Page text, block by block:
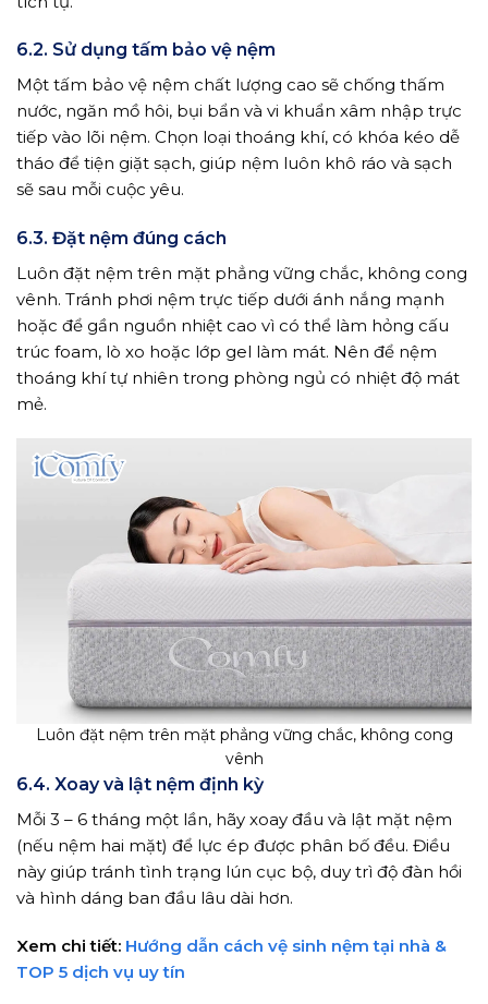
6.2. Sử dụng tấm bảo vệ nệm
Một tấm bảo vệ nệm chất lượng cao sẽ chống thấm
nước, ngăn mồ hôi, bụi bẩn và vi khuẩn xâm nhập trực
tiếp vào lõi nệm. Chọn loại thoáng khí, có khóa kéo dễ
tháo để tiện giặt sạch, giúp nệm luôn khô ráo và sạch
sẽ sau mỗi cuộc yêu.
6.3. Đặt nệm đúng cách
Luôn đặt nệm trên mặt phẳng vững chắc, không cong
vênh. Tránh phơi nệm trực tiếp dưới ánh nắng mạnh
hoặc để gần nguồn nhiệt cao vì có thể làm hỏng cấu
trúc foam, lò xo hoặc lớp gel làm mát. Nên để nệm
thoáng khí tự nhiên trong phòng ngủ có nhiệt độ mát
mẻ.
Luôn đặt nệm trên mặt phẳng vững chắc, không cong
vênh
6.4. Xoay và lật nệm định kỳ
Mỗi 3 – 6 tháng một lần, hãy xoay đầu và lật mặt nệm
(nếu nệm hai mặt) để lực ép được phân bố đều. Điều
này giúp tránh tình trạng lún cục bộ, duy trì độ đàn hồi
và hình dáng ban đầu lâu dài hơn.
Xem chi tiết: Hướng dẫn cách vệ sinh nệm tại nhà &
TOP 5 dịch vụ uy tín